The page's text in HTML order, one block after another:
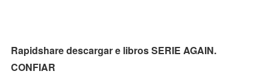
Rapidshare descargar e libros SERIE AGAIN.
CONFIAR